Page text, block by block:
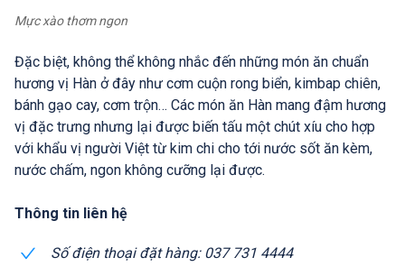
Mực xào thơm ngon
Đặc biệt, không thể không nhắc đến những món ăn chuẩn
hương vị Hàn ở đây như cơm cuộn rong biển, kimbap chiên,
bánh gạo cay, cơm trộn… Các món ăn Hàn mang đậm hương
vị đặc trưng nhưng lại được biến tấu một chút xíu cho hợp
với khẩu vị người Việt từ kim chi cho tới nước sốt ăn kèm,
nước chấm, ngon không cưỡng lại được.
Thông tin liên hệ
Số điện thoại đặt hàng: 037 731 4444